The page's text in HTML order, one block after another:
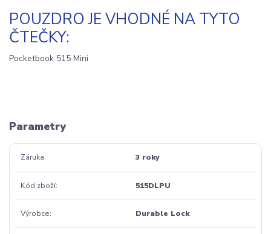
POUZDRO JE VHODNÉ NA TYTO
ČTEČKY:
Pocketbook 515 Mini
Parametry
Záruka 3 roky
Kód zboží 515DLPU
Výrobce Durable Lock